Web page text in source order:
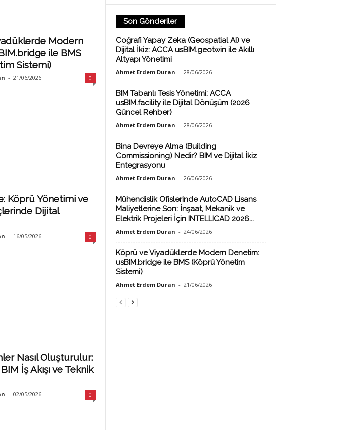
Modern
ile BMS
Sistemi)
- 21/06/2026 0
Köprü Yönetimi ve
Dijital
- 16/05/2026 0
Nasıl Oluşturulur:
İş Akışı ve Teknik
- 02/05/2026 0
Son Gönderiler
Coğrafi Yapay Zeka (Geospatial AI) ve
Dijital İkiz: ACCA usBIM.geotwin ile Akıllı
Altyapı Yönetimi
Ahmet Erdem Duran - 28/06/2026
BIM Tabanlı Tesis Yönetimi: ACCA
usBIM.facility ile Dijital Dönüşüm (2026
Güncel Rehber)
Ahmet Erdem Duran - 28/06/2026
Bina Devreye Alma (Building
Commissioning) Nedir? BIM ve Dijital İkiz
Entegrasyonu
Ahmet Erdem Duran - 26/06/2026
Mühendislik Ofislerinde AutoCAD Lisans
Maliyetlerine Son: İnşaat, Mekanik ve
Elektrik Projeleri İçin INTELLICAD 2026...
Ahmet Erdem Duran - 24/06/2026
Köprü ve Viyadüklerde Modern Denetim:
usBIM.bridge ile BMS (Köprü Yönetim
Sistemi)
Ahmet Erdem Duran - 21/06/2026